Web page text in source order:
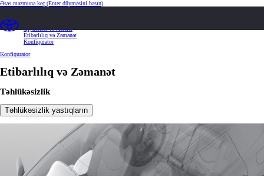
Əsas məzmuna keç (Enter düyməsini basın)
Etibarlılıq və Zəmanət
Konfiqurator
Konfiqurator
Etibarlılıq və Zəmanət
Təhlükəsizlik
Təhlükəsizlik yastıqların